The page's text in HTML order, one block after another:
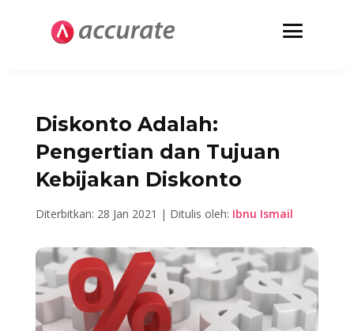
Diskonto Adalah:
Pengertian dan Tujuan
Kebijakan Diskonto
Diterbitkan: 28 Jan 2021 | Ditulis oleh: Ibnu Ismail